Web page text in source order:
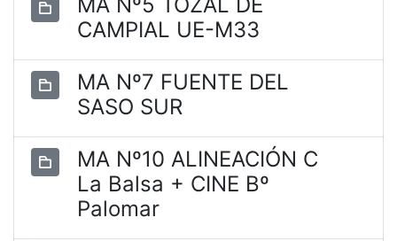
CAMPIAL UE-M33
MA Nº7 FUENTE DEL
SASO SUR
MA Nº10 ALINEACIÓN C
La Balsa + CINE Bº
Palomar